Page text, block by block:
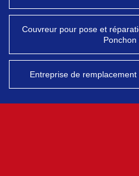
Couvreur pour pose et
Entreprise de